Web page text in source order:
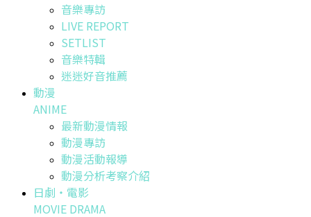
音樂專訪
LIVE REPORT
SETLIST
音樂特輯
迷迷好音推薦
動漫
ANIME
最新動漫情報
動漫專訪
動漫活動報導
動漫分析考察介紹
日劇・電影
MOVIE DRAMA